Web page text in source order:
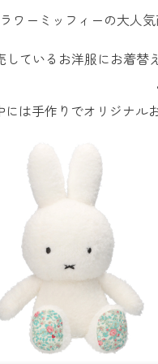
ワーミッフィーの大人
しているお洋服にお着替
には手作りでオリジナル